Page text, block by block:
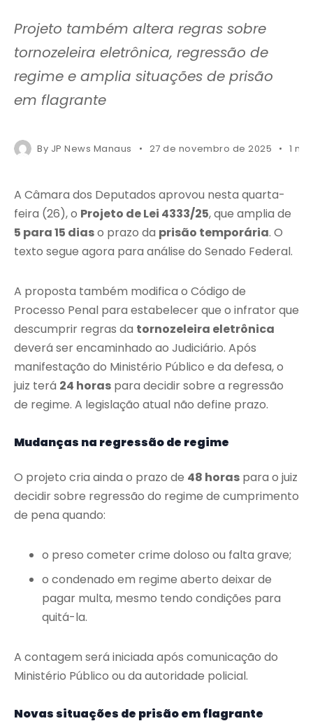
Projeto também altera regras sobre
tornozeleira eletrônica, regressão de
regime e amplia situações de prisão
em flagrante
By JP News Manaus 27 de novembro de 2025 1
A Câmara dos Deputados aprovou nesta quarta-
feira (26), o Projeto de Lei 4333/25, que amplia de
5 para 15 diaso prazo da prisão temporária. O
texto segue agora para análise do Senado Federal.
A proposta também modifica o Código de
Processo Penal para estabelecer que o infrator que
descumprir regras da tornozeleira eletrônica
deverá ser encaminhado ao Judiciário. Após
manifestação do Ministério Público e da defesa, o
juiz terá 24 horas para decidir sobre a regressão
de regime. A legislação atual não define prazo.
Mudanças na regressão de regime
O projeto cria ainda o prazo de 48 horas para o juiz
decidir sobre regressão do regime de cumprimento
de pena quando:
o preso cometer crime doloso ou falta grave;
o condenado em regime aberto deixar de
pagar multa, mesmo tendo condições para
quitá-la.
A contagem será iniciada após comunicação do
Ministério Público ou da autoridade policial.
Novas situações de prisão em flagrante